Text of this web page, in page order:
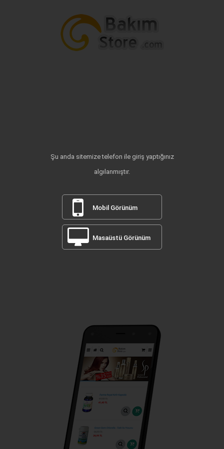
Şu anda sitemize telefon ile giriş yaptığınız
algılanmıştır.
Mobil Görünüm
Masaüstü Görünüm